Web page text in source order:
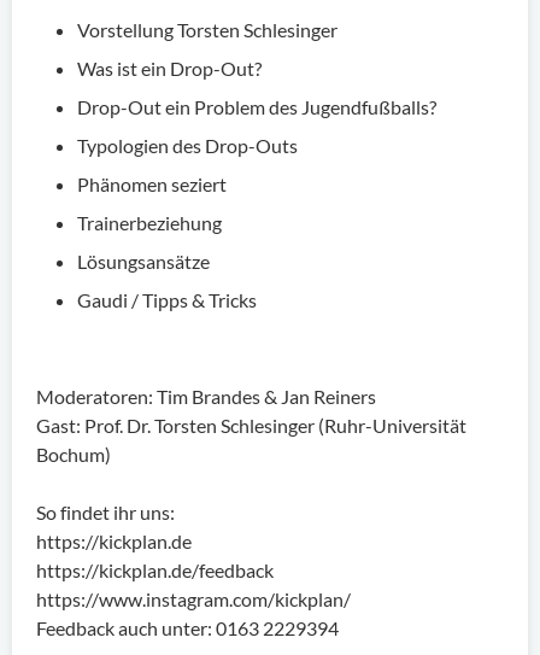
Vorstellung Torsten Schlesinger
Was ist ein Drop-Out?
Drop-Out ein Problem des Jugendfußballs?
Typologien des Drop-Outs
Phänomen seziert
Trainerbeziehung
Lösungsansätze
Gaudi / Tipps & Tricks
Moderatoren: Tim Brandes & Jan Reiners
Gast: Prof. Dr. Torsten Schlesinger (Ruhr-Universität
Bochum)
So findet ihr uns:
https://kickplan.de
https://kickplan.de/feedback
https://www.instagram.com/kickplan/
Feedback auch unter: 0163 2229394